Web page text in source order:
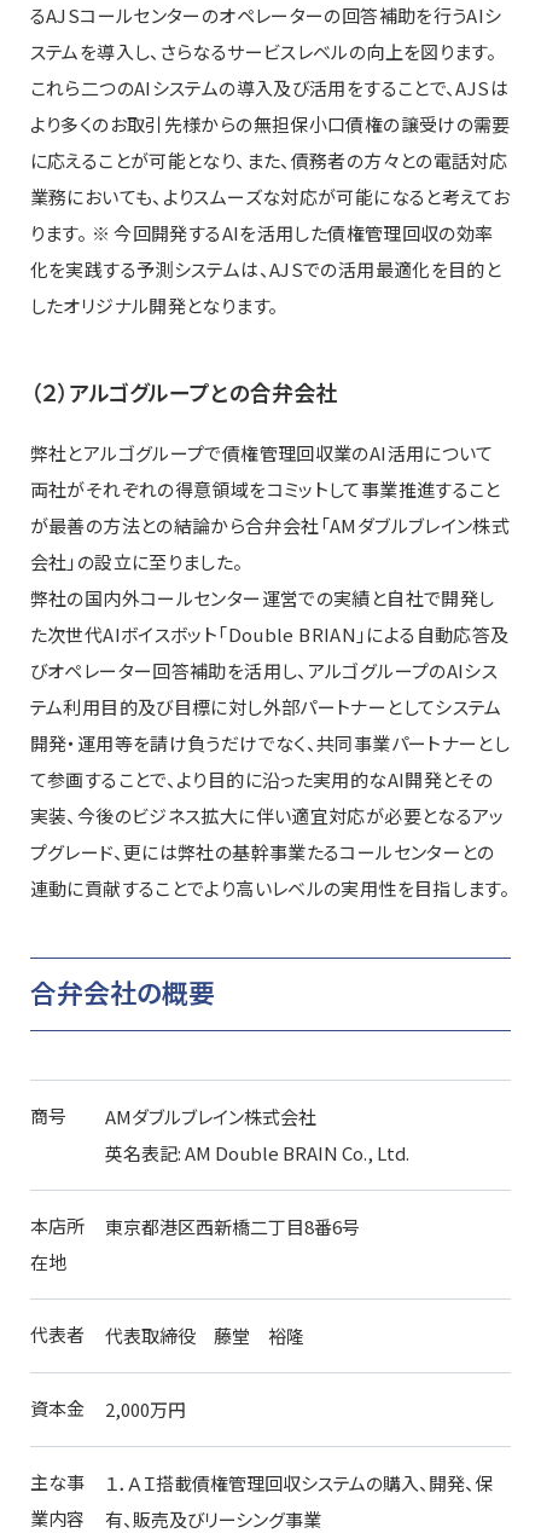
るAJSコールセンターのオペレーターの回答補助を行うAIシ
ステムを導入し、さらなるサービスレベルの向上を図ります。
これら二つのAIシステムの導入及び活用をすることで、AJSは
より多くのお取引先様からの無担保小口債権の譲受けの需要
に応えることが可能となり、また、債務者の方々との電話対応
業務においても、よりスムーズな対応が可能になると考えてお
ります。 ※ 今回開発するAIを活用した債権管理回収の効率
化を実践する予測システムは、AJSでの活用最適化を目的と
したオリジナル開発となります。
（２）アルゴグループとの合弁会社
弊社とアルゴグループで債権管理回収業のAI活用について
両社がそれぞれの得意領域をコミットして事業推進すること
が最善の方法との結論から合弁会社「AMダブルブレイン株式
会社」の設立に至りました。
弊社の国内外コールセンター運営での実績と自社で開発し
た次世代AIボイスボット「Double BRIAN」による自動応答及
びオペレーター回答補助を活用し、アルゴグループのAIシス
テム利用目的及び目標に対し外部パートナーとしてシステム
開発・運用等を請け負うだけでなく、共同事業パートナーとし
て参画することで、より目的に沿った実用的なAI開発とその
実装、今後のビジネス拡大に伴い適宜対応が必要となるアッ
プグレード、更には弊社の基幹事業たるコールセンターとの
連動に貢献することでより高いレベルの実用性を目指します。
合弁会社の概要
商号
AMダブルブレイン株式会社
英名表記: AM Double BRAIN Co., Ltd.
本店所
在地
東京都港区西新橋二丁目8番6号
代表者 代表取締役 藤堂 裕隆
資本金 2,000万円
主な事
業内容
１．ＡＩ搭載債権管理回収システムの購入、開発、保
有、販売及びリーシング事業